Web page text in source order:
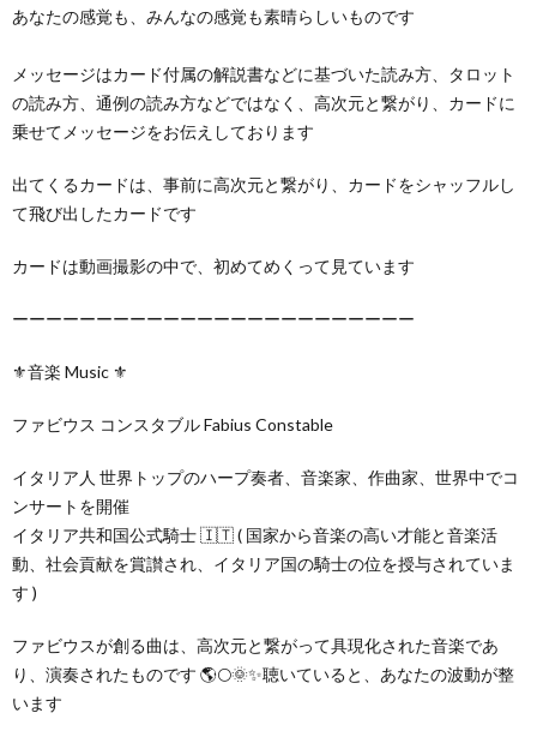
あなたの感覚も、みんなの感覚も素晴らしいものです
メッセージはカード付属の解説書などに基づいた読み方、タロット
の読み方、通例の読み方などではなく、高次元と繋がり、カードに
乗せてメッセージをお伝えしております
出てくるカードは、事前に高次元と繋がり、カードをシャッフルし
て飛び出したカードです
カードは動画撮影の中で、初めてめくって見ています
ーーーーーーーーーーーーーーーーーーーーーーーー
⚜️音楽 Music ⚜️
ファビウス コンスタブル Fabius Constable
イタリア人 世界トップのハープ奏者、音楽家、作曲家、世界中でコ
ンサートを開催
イタリア共和国公式騎士 🇮🇹 ( 国家から音楽の高い才能と音楽活
動、社会貢献を賞讃され、イタリア国の騎士の位を授与されていま
す )
ファビウスが創る曲は、高次元と繋がって具現化された音楽であ
り、演奏されたものです 🌎🌕🌞✨聴いていると、あなたの波動が整
います